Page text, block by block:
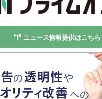
ニュース情報提供はこちら